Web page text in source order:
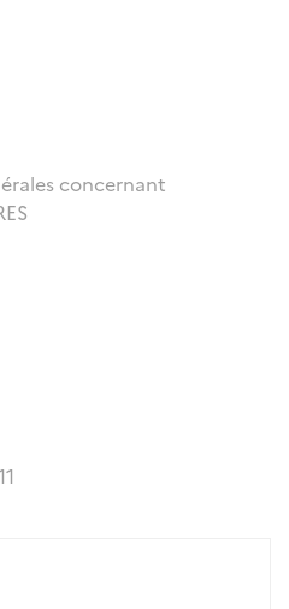
concernant